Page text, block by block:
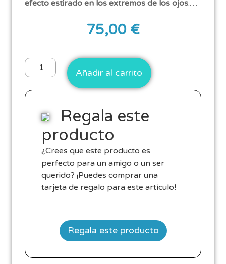
efecto estirado en los extremos de los ojos.…
75,00 €
Añadir al carrito
Regala este
producto
¿Crees que este producto es
perfecto para un amigo o un ser
querido? ¡Puedes comprar una
tarjeta de regalo para este artículo!
Regala este producto